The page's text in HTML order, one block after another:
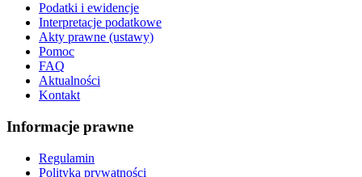
Podatki i ewidencje
Interpretacje podatkowe
Akty prawne (ustawy)
Pomoc
FAQ
Aktualności
Kontakt
Informacje prawne
Regulamin
Polityka prywatności